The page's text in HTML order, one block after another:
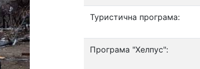
Туристична програма:
Програма "Хелпус":